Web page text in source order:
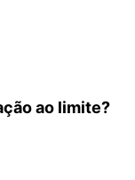
ao limite?